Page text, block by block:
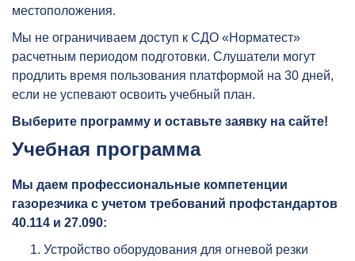
местоположения.
Мы не ограничиваем доступ к СДО «Норматест»
расчетным периодом подготовки. Слушатели могут
продлить время пользования платформой на 30 дней,
если не успевают освоить учебный план.
Выберите программу и оставьте заявку на сайте!
Учебная программа
Мы даем профессиональные компетенции
газорезчика с учетом требований профстандартов
40.114 и 27.090:
Устройство оборудования для огневой резки